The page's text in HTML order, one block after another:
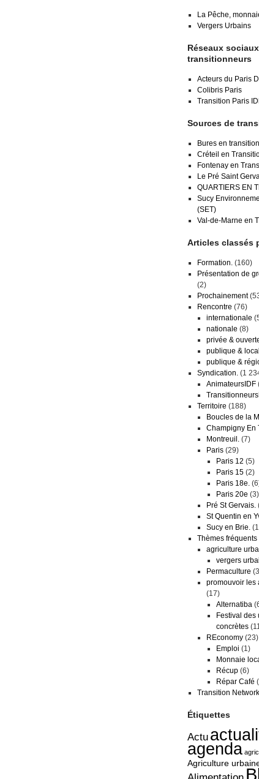
La Pêche,
Vergers Urbains
Réseaux
transitionneurs
Acteurs du Paris
Colibris Paris
Transition Paris
Sources de
Bures en transition
Créteil en
Fontenay en
Le Pré Saint
QUARTIERS EN
Sucy
(SET)
Val-de-Marne en
Articles classés
Formation.(160)
Présentation de
(2)
Prochainement
Rencontre (76)
internationale
nationale (8)
privée &
publique &
publique &
Syndication.(1
AnimateursIDF
Territoire (188)
Boucles de la
Champigny En
Montreuil. (7)
Paris (29)
Paris 12 (5)
Paris 15(2)
Paris 18e.
Paris 20e (3)
Pré St Gervais.
St Quentin en
Sucy en Brie.
Thèmes fréquents
agriculture
vergers
Permaculture
promouvoir les
(17)
Alternatiba
Festival des
concrètes
REconomy (23)
Emploi (1)
Monnaie
Récup(6)
Répar Café
Transition
Étiquettes
Actu
agenda
Agriculture